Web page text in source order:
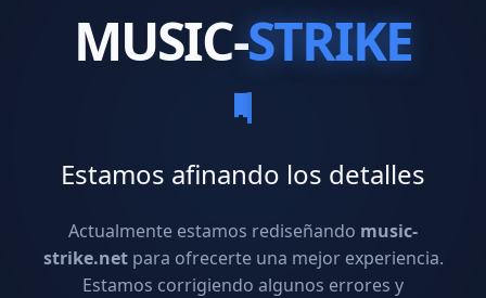
MUSIC-STRIKE
Estamos afinando los detalles
Actualmente estamos rediseñando music-
strike.netpara ofrecerte una mejor experiencia.
Estamos corrigiendo algunos errores y